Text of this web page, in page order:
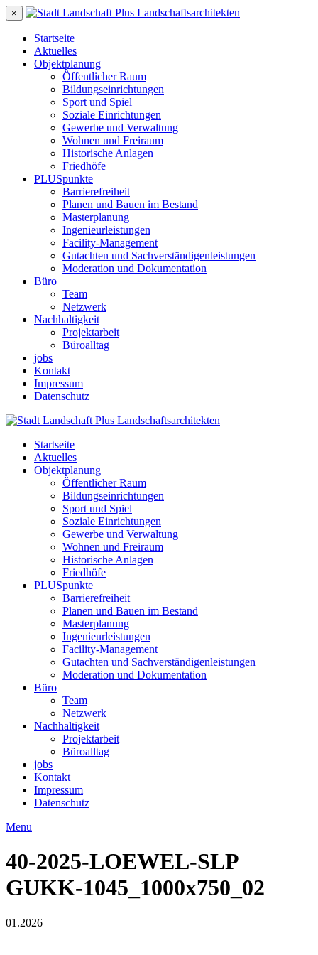
×
Startseite
Aktuelles
Objektplanung
Öffentlicher Raum
Bildungseinrichtungen
Sport und Spiel
Soziale Einrichtungen
Gewerbe und Verwaltung
Wohnen und Freiraum
Historische Anlagen
Friedhöfe
PLUSpunkte
Barrierefreiheit
Planen und Bauen im Bestand
Masterplanung
Ingenieurleistungen
Facility-Management
Gutachten und Sachverständigenleistungen
Moderation und Dokumentation
Büro
Team
Netzwerk
Nachhaltigkeit
Projektarbeit
Büroalltag
jobs
Kontakt
Impressum
Datenschutz
Startseite
Aktuelles
Objektplanung
Öffentlicher Raum
Bildungseinrichtungen
Sport und Spiel
Soziale Einrichtungen
Gewerbe und Verwaltung
Wohnen und Freiraum
Historische Anlagen
Friedhöfe
PLUSpunkte
Barrierefreiheit
Planen und Bauen im Bestand
Masterplanung
Ingenieurleistungen
Facility-Management
Gutachten und Sachverständigenleistungen
Moderation und Dokumentation
Büro
Team
Netzwerk
Nachhaltigkeit
Projektarbeit
Büroalltag
jobs
Kontakt
Impressum
Datenschutz
Menu
40-2025-LOEWEL-SLP
GUKK-1045_1000x750_02
01.2026